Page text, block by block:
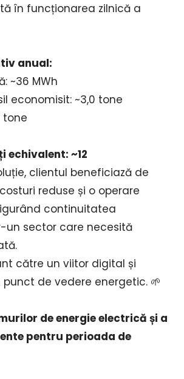
în funcționarea zilnică a
anual:
~36 MWh
economisit: ~3,0 tone
tone
echivalent: ~12
clientul beneficiază de
reduse și o operare
continuitatea
un sector care necesită
către un viitor digital și
punct de vedere energetic. 🌱
de energie electrică și a
pentru perioada de